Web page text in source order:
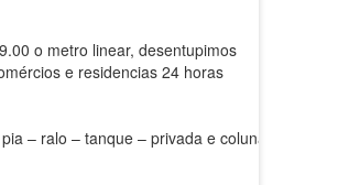
o metro linear, desentupimos
e residencias 24 horas
– ralo – tanque – privada e colunas